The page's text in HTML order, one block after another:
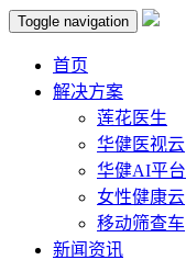
Toggle navigation
首页
解决方案
莲花医生
华健医视云
华健AI平台
女性健康云
移动筛查车
新闻资讯